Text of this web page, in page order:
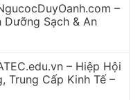
–
Dưỡng Sạch & An
– Hiệp Hội
Trung Cấp Kinh Tế –